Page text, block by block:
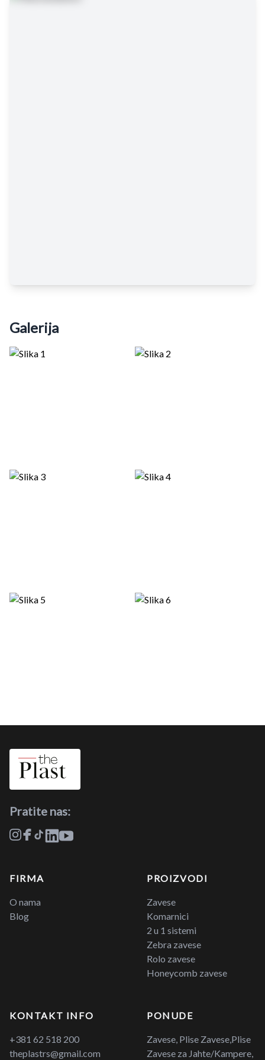
Galerija
Pratite nas:
FIRMA
O nama
Blog
PROIZVODI
Zavese
Komarnici
2 u 1 sistemi
Zebra zavese
Rolo zavese
Honeycomb zavese
KONTAKT INFO
+381 62 518 200
theplastrs@gmail.com
PONUDE
Zavese, Plise Zavese,Plise
Zavese za Jahte/Kampere,